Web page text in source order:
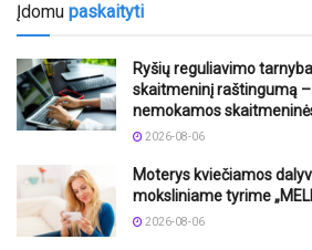
Įdomu paskaityti
Ryšių reguliavimo
skaitmeninį raštingumą
nemokamos
2026-08-06
Moterys kviečiamos
moksliniame tyrime
2026-08-06